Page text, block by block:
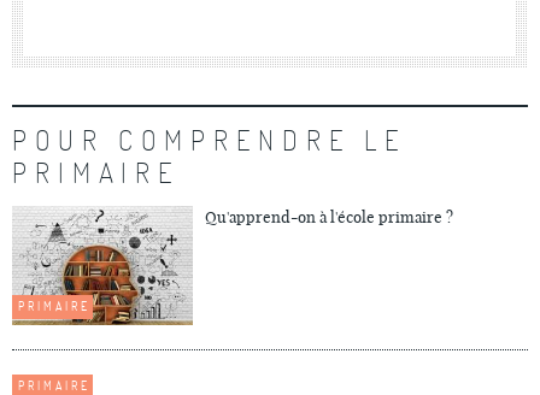
POUR COMPRENDRE LE
PRIMAIRE
PRIMAIRE
Qu'apprend-on à l'école primaire ?
PRIMAIRE